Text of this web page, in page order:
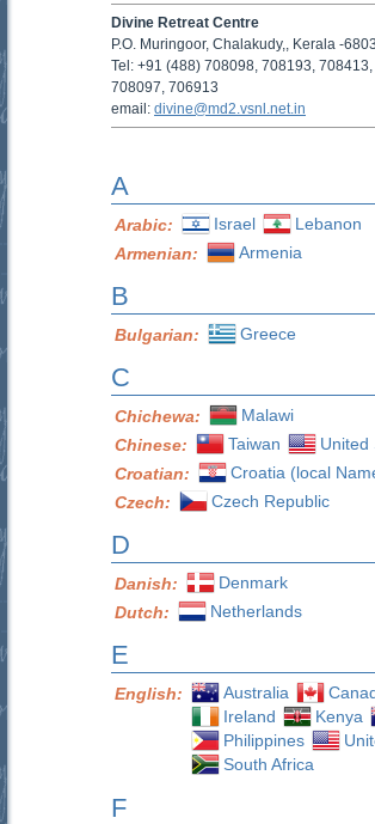
Divine Retreat Centre
P.O. Muringoor, Chalakudy,, Kerala -
Tel: +91 (488) 708098, 708193,
708097, 706913
email: divine@md2.vsnl.net.in
A
Arabic: Israel
Lebanon
Armenian:
Armenia
B
Bulgarian: Greece
C
Chichewa:
Malawi
Chinese:
Taiwan
United
Croatian:
Croatia (local
Czech:
Czech Republic
D
Danish:
Denmark
Dutch:
Netherlands
E
English: Australia
Ireland
Kenya
Philippines
South Africa
F